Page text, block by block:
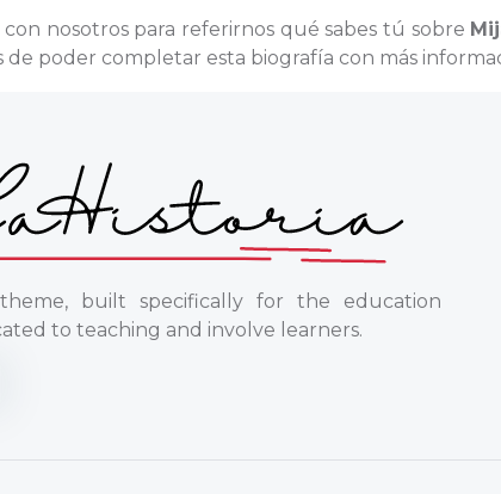
nosotros para referirnos qué sabes tú sobre
de poder completar esta biografía con más
built specifically for the education
to teaching and involve learners.